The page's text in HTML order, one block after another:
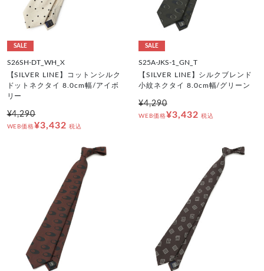
SALE
S26SH-DT_WH_X
【SILVER LINE】コットンシルク
ドットネクタイ 8.0cm幅/アイボ
リー
¥4,290
WEB価格¥3,432 税込
SALE
S25A-JKS-1_GN_T
【SILVER LINE】シルクブレンド
小紋ネクタイ 8.0cm幅/グリーン
¥4,290
WEB価格¥3,432 税込